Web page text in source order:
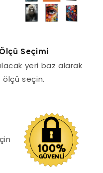
Ölçü Seçimi
yeri baz alarak
ölçü seçin.